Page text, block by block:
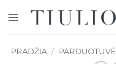
PRADŽIA / PARDUOTUVĖ